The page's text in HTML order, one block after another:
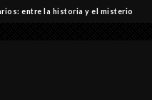
entre la historia y el misterio